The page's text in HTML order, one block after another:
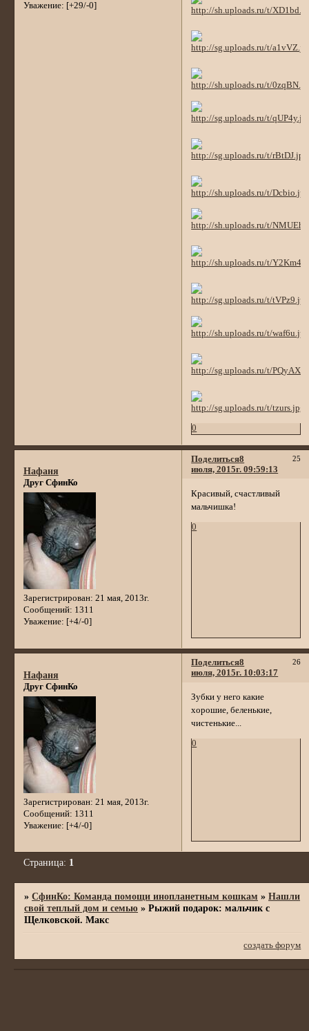
Уважение: [+29/-0]
0
Поделиться 25
8
июля, 2015г. 09:59:13
Нафаня
Друг СфинКо
Зарегистрирован: 21 мая, 2013г.
Сообщений: 1311
Уважение: [+4/-0]
Красивый, счастливый
мальчишка!
0
Поделиться 26
8
июля, 2015г. 10:03:17
Нафаня
Друг СфинКо
Зарегистрирован: 21 мая, 2013г.
Сообщений: 1311
Уважение: [+4/-0]
Зубки у него какие
хорошие, беленькие,
чистенькие...
0
Страница: 1
»СфинКо: Команда помощи инопланетным кошкам »Нашли
свой теплый дом и семью »Рыжий подарок: мальчик с
Щелковской. Макс
создать форум